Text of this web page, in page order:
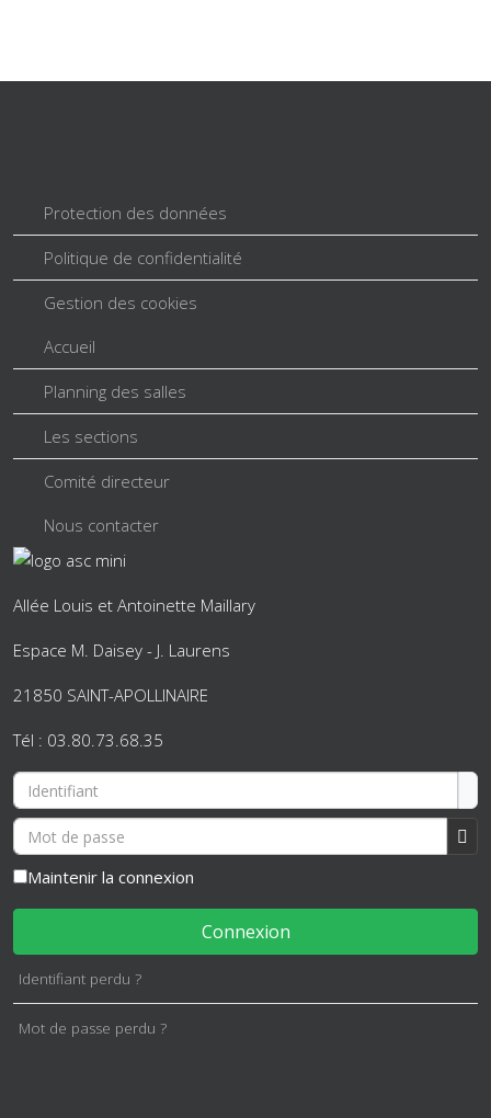
Protection des données
Politique de confidentialité
Gestion des cookies
Accueil
Planning des salles
Les sections
Comité directeur
Nous contacter
Allée Louis et Antoinette Maillary
Espace M. Daisey - J. Laurens
21850 SAINT-APOLLINAIRE
Tél : 03.80.73.68.35
Identifiant
Mot de passe
Maintenir la connexion
Connexion
Identifiant perdu ?
Mot de passe perdu ?